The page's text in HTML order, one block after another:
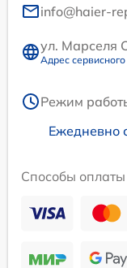
info@haier-
ул. Марселя
Адрес
Режим
Ежедневно
Способы оплаты